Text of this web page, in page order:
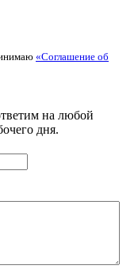
«Соглашение об
на любой
дня.